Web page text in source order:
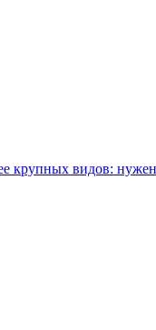
крупных видов: